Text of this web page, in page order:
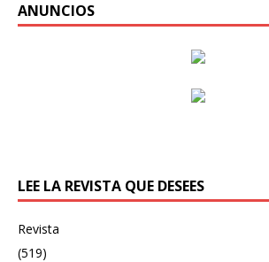
ANUNCIOS
LEE LA REVISTA QUE DESEES
Revista
(519)